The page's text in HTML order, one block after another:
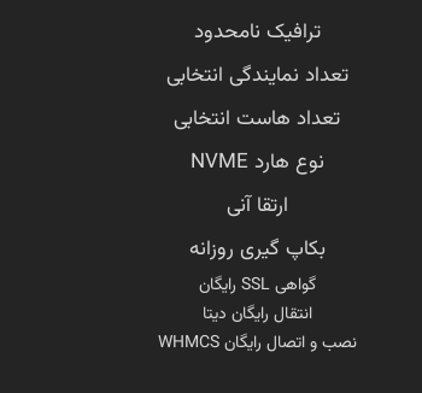
ترافیک نامحدود
تعداد نمایندگی انتخابی
تعداد هاست انتخابی
نوع هارد NVME
ارتقا آنی
بکاپ گیری روزانه
گواهی SSL رایگان
انتقال رایگان دیتا
نصب و اتصال رایگان WHMCS